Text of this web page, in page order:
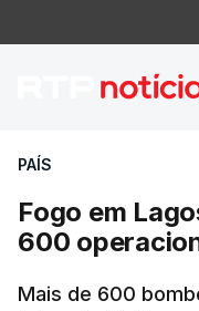
Fogo
PAÍS
Fogo em
600
Mais de 600